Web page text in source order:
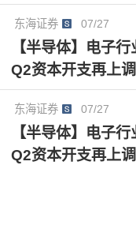
东海证券 07/27
【半导体】电子
Q2资本开支再上
东海证券 07/27
【半导体】电子
Q2资本开支再上